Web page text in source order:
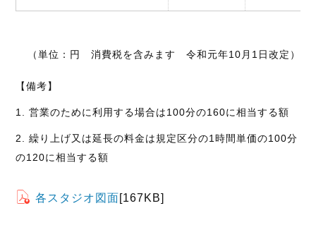
（単位：円 消費税を含みます 令和元年10月1日改定）
【備考】
営業のために利用する場合は100分の160に相当する額
繰り上げ又は延長の料金は規定区分の1時間単価の100分
の120に相当する額
各スタジオ図面[167KB]